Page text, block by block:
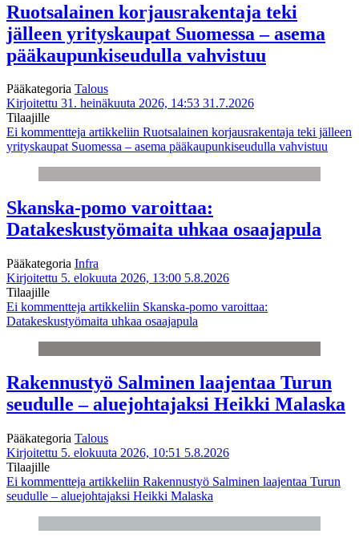
Ruotsalainen korjausrakentaja teki
jälleen yrityskaupat Suomessa – asema
pääkaupunkiseudulla vahvistuu
Pääkategoria Talous
Kirjoitettu 31. heinäkuuta 2026, 14:53 31.7.2026
Tilaajille
Ei kommentteja artikkeliin Ruotsalainen korjausrakentaja teki jälleen
yrityskaupat Suomessa – asema pääkaupunkiseudulla vahvistuu
Skanska-pomo varoittaa:
Datakeskustyömaita uhkaa osaajapula
Pääkategoria Infra
Kirjoitettu 5. elokuuta 2026, 13:00 5.8.2026
Tilaajille
Ei kommentteja artikkeliin Skanska-pomo varoittaa:
Datakeskustyömaita uhkaa osaajapula
Rakennustyö Salminen laajentaa Turun
seudulle – aluejohtajaksi Heikki Malaska
Pääkategoria Talous
Kirjoitettu 5. elokuuta 2026, 10:51 5.8.2026
Tilaajille
Ei kommentteja artikkeliin Rakennustyö Salminen laajentaa Turun
seudulle – aluejohtajaksi Heikki Malaska